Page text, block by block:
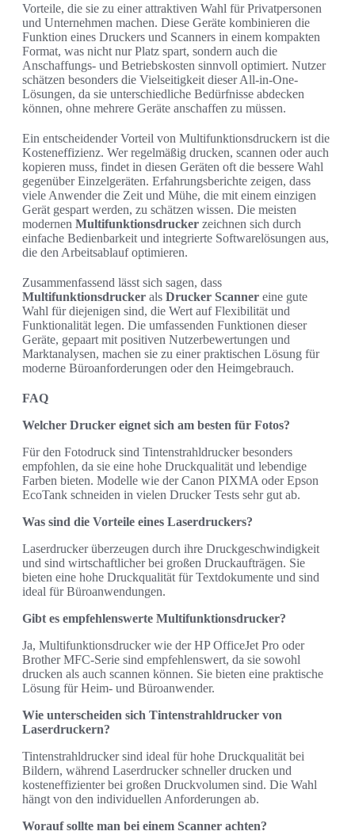
Vorteile, die sie zu einer attraktiven Wahl für Privatpersonen
und Unternehmen machen. Diese Geräte kombinieren die
Funktion eines Druckers und Scanners in einem kompakten
Format, was nicht nur Platz spart, sondern auch die
Anschaffungs- und Betriebskosten sinnvoll optimiert. Nutzer
schätzen besonders die Vielseitigkeit dieser All-in-One-
Lösungen, da sie unterschiedliche Bedürfnisse abdecken
können, ohne mehrere Geräte anschaffen zu müssen.
Ein entscheidender Vorteil von Multifunktionsdruckern ist die
Kosteneffizienz. Wer regelmäßig drucken, scannen oder auch
kopieren muss, findet in diesen Geräten oft die bessere Wahl
gegenüber Einzelgeräten. Erfahrungsberichte zeigen, dass
viele Anwender die Zeit und Mühe, die mit einem einzigen
Gerät gespart werden, zu schätzen wissen. Die meisten
modernen Multifunktionsdrucker zeichnen sich durch
einfache Bedienbarkeit und integrierte Softwarelösungen aus,
die den Arbeitsablauf optimieren.
Zusammenfassend lässt sich sagen, dass
Multifunktionsdrucker als Drucker Scanner eine gute
Wahl für diejenigen sind, die Wert auf Flexibilität und
Funktionalität legen. Die umfassenden Funktionen dieser
Geräte, gepaart mit positiven Nutzerbewertungen und
Marktanalysen, machen sie zu einer praktischen Lösung für
moderne Büroanforderungen oder den Heimgebrauch.
FAQ
Welcher Drucker eignet sich am besten für Fotos?
Für den Fotodruck sind Tintenstrahldrucker besonders
empfohlen, da sie eine hohe Druckqualität und lebendige
Farben bieten. Modelle wie der Canon PIXMA oder Epson
EcoTank schneiden in vielen Drucker Tests sehr gut ab.
Was sind die Vorteile eines Laserdruckers?
Laserdrucker überzeugen durch ihre Druckgeschwindigkeit
und sind wirtschaftlicher bei großen Druckaufträgen. Sie
bieten eine hohe Druckqualität für Textdokumente und sind
ideal für Büroanwendungen.
Gibt es empfehlenswerte Multifunktionsdrucker?
Ja, Multifunktionsdrucker wie der HP OfficeJet Pro oder
Brother MFC-Serie sind empfehlenswert, da sie sowohl
drucken als auch scannen können. Sie bieten eine praktische
Lösung für Heim- und Büroanwender.
Wie unterscheiden sich Tintenstrahldrucker von
Laserdruckern?
Tintenstrahldrucker sind ideal für hohe Druckqualität bei
Bildern, während Laserdrucker schneller drucken und
kosteneffizienter bei großen Druckvolumen sind. Die Wahl
hängt von den individuellen Anforderungen ab.
Worauf sollte man bei einem Scanner achten?